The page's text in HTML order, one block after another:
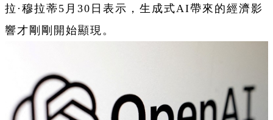
拉·穆拉蒂5月30日表示，生成式AI帶來的經濟影
響才剛剛開始顯現。